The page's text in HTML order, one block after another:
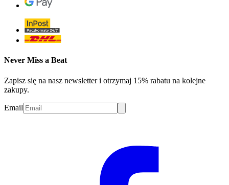
Never Miss a Beat
Zapisz się na nasz newsletter i otrzymaj 15% rabatu na kolejne
zakupy.
Email